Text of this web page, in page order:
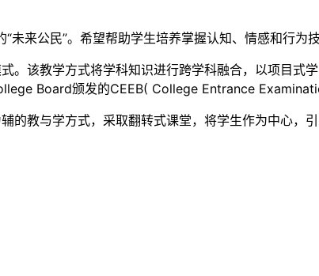
来公民”。希望帮助学生培养掌握认知、情感和行为
。该教学方式将学科知识进行跨学科融合，以项目式
Board颁发的CEEB( College Entrance
教与学方式，采取翻转式课堂，将学生作为中心，